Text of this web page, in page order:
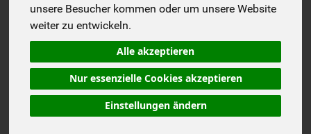
unsere Besucher kommen oder um unsere Website
weiter zu entwickeln.
Alle akzeptieren
Nur essenzielle Cookies akzeptieren
Einstellungen ändern
1,99 € / 95 ml
(20,95 € / 1 l)
inkl. 19% MwSt.
95 ml